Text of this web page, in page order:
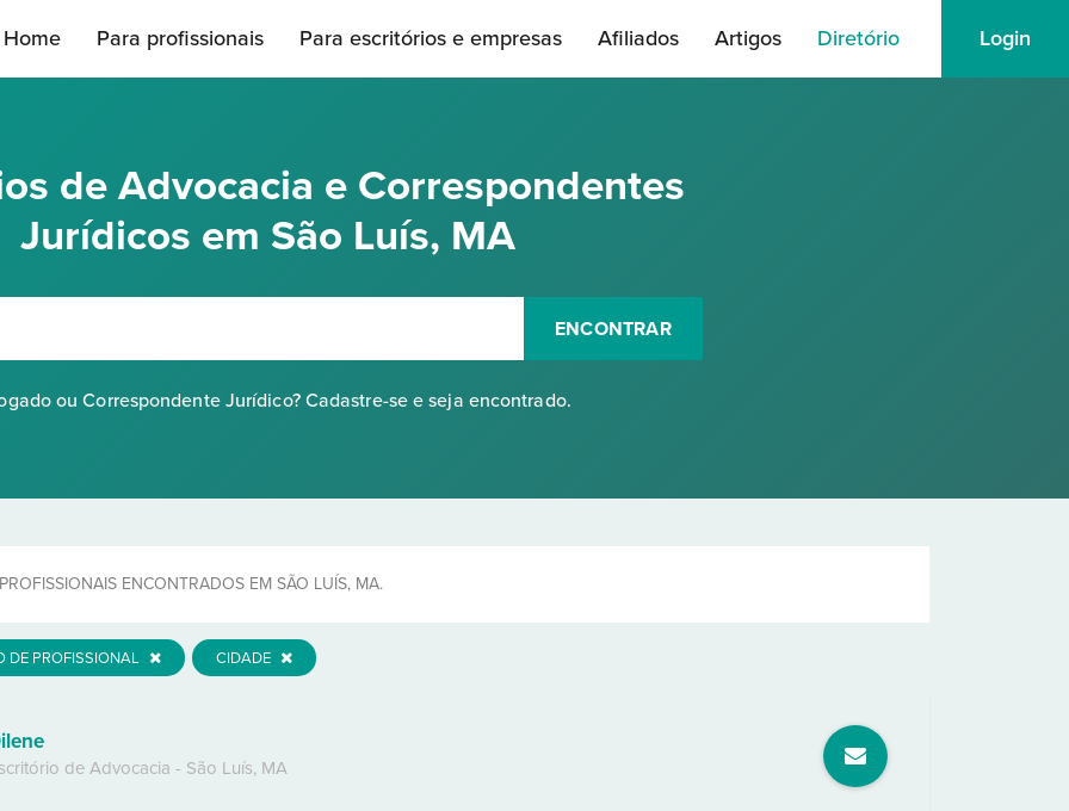
Home Para profissionais Para escritórios e empresas Afiliados Artigos Diretório Login
de Advocacia e Correspondentes
Jurídicos em São Luís, MA
ENCONTRAR
ou Correspondente Jurídico? Cadastre-se e seja encontrado.
PROFISSIONAIS ENCONTRADOS EM SÃO LUÍS, MA.
DE PROFISSIONAL CIDADE
de Advocacia - São Luís, MA